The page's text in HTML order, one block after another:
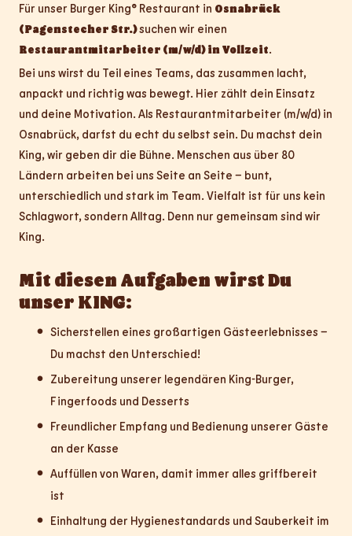
Für unser Burger King® Restaurant in Osnabrück
(Pagenstecher Str.)suchen wir einen
Restaurantmitarbeiter (m/w/d) in Vollzeit.
Bei uns wirst du Teil eines Teams, das zusammen lacht,
anpackt und richtig was bewegt. Hier zählt dein Einsatz
und deine Motivation. Als Restaurantmitarbeiter (m/w/d) in
Osnabrück, darfst du echt du selbst sein. Du machst dein
King, wir geben dir die Bühne. Menschen aus über 80
Ländern arbeiten bei uns Seite an Seite – bunt,
unterschiedlich und stark im Team. Vielfalt ist für uns kein
Schlagwort, sondern Alltag. Denn nur gemeinsam sind wir
King.
Mit diesen Aufgaben wirst Du
unser KING:
Sicherstellen eines großartigen Gästeerlebnisses –
Du machst den Unterschied!
Zubereitung unserer legendären King-Burger,
Fingerfoods und Desserts
Freundlicher Empfang und Bedienung unserer Gäste
an der Kasse
Auffüllen von Waren, damit immer alles griffbereit
ist
Einhaltung der Hygienestandards und Sauberkeit im